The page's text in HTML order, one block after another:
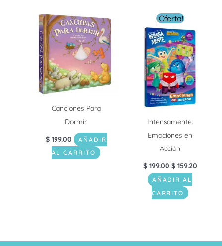
Canciones Para
Dormir
$199.00
AÑADIR
AL CARRITO
¡Oferta!
Intensamente:
Emociones en
Acción
$199.00
El
precio
original
era:
$ 199.00.
$159.20
AÑADIR AL
CARRITO